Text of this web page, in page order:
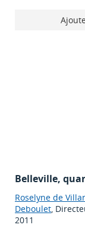
Belleville,
Roselyne de
Deboulet,
2011